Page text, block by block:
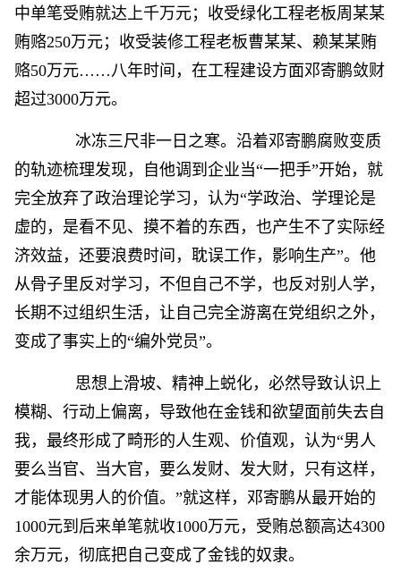
中单笔受贿就达上千万元；收受绿化工程老板周某某
贿赂250万元；收受装修工程老板曹某某、赖某某贿
赂50万元……八年时间，在工程建设方面邓寄鹏敛财
超过3000万元。
冰冻三尺非一日之寒。沿着邓寄鹏腐败变质
的轨迹梳理发现，自他调到企业当“一把手”开始，就
完全放弃了政治理论学习，认为“学政治、学理论是
虚的，是看不见、摸不着的东西，也产生不了实际经
济效益，还要浪费时间，耽误工作，影响生产”。他
从骨子里反对学习，不但自己不学，也反对别人学，
长期不过组织生活，让自己完全游离在党组织之外，
变成了事实上的“编外党员”。
思想上滑坡、精神上蜕化，必然导致认识上
模糊、行动上偏离，导致他在金钱和欲望面前失去自
我，最终形成了畸形的人生观、价值观，认为“男人
要么当官、当大官，要么发财、发大财，只有这样，
才能体现男人的价值。”就这样，邓寄鹏从最开始的
1000元到后来单笔就收1000万元，受贿总额高达4300
余万元，彻底把自己变成了金钱的奴隶。